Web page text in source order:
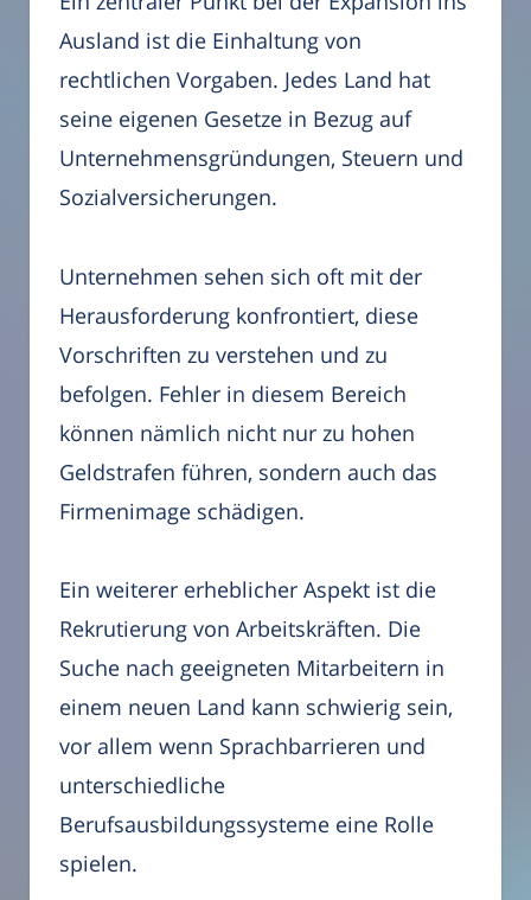
Ausland ist die Einhaltung von
rechtlichen Vorgaben. Jedes Land hat
seine eigenen Gesetze in Bezug auf
Unternehmensgründungen, Steuern und
Sozialversicherungen.
Unternehmen sehen sich oft mit der
Herausforderung konfrontiert, diese
Vorschriften zu verstehen und zu
befolgen. Fehler in diesem Bereich
können nämlich nicht nur zu hohen
Geldstrafen führen, sondern auch das
Firmenimage schädigen.
Ein weiterer erheblicher Aspekt ist die
Rekrutierung von Arbeitskräften. Die
Suche nach geeigneten Mitarbeitern in
einem neuen Land kann schwierig sein,
vor allem wenn Sprachbarrieren und
unterschiedliche
Berufsausbildungssysteme eine Rolle
spielen.